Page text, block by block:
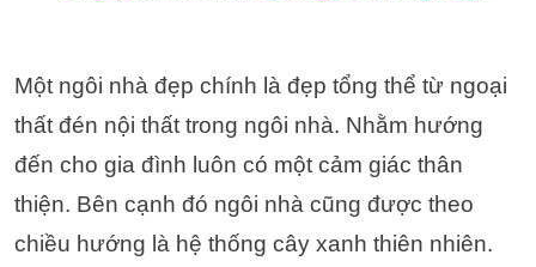
Một ngôi nhà đẹp chính là đẹp tổng thể từ ngoại
thất đén nội thất trong ngôi nhà. Nhằm hướng
đến cho gia đình luôn có một cảm giác thân
thiện. Bên cạnh đó ngôi nhà cũng được theo
chiều hướng là hệ thống cây xanh thiên nhiên.